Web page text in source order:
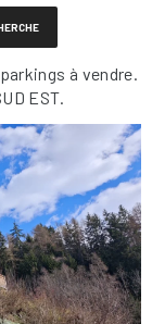
à vendre.
EST.